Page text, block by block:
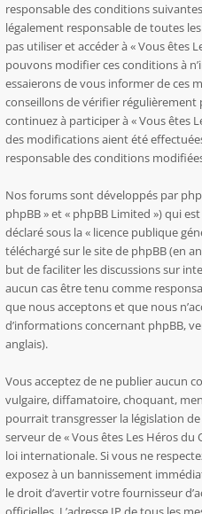
responsable des conditions
légalement responsable de toutes
pas utiliser et accéder à « Vous êtes
pouvons modifier ces conditions à
essaierons de vous informer de ces
conseillons de vérifier régulièrement
continuez à participer à « Vous êtes
des modifications aient été
responsable des conditions
Nos forums sont développés par
phpBB » et « phpBB Limited ») qui
déclaré sous la « licence publique
téléchargé sur le site de phpBB(en
but de faciliter les discussions sur
aucun cas être tenu comme
que nous acceptons et que nous
d’informations concernant phpBB,
anglais).
Vous acceptez de ne publier aucun
vulgaire, diffamatoire, choquant,
pourrait transgresser la législation
serveur de « Vous êtes Les Héros
loi internationale. Si vous ne
exposez à un bannissement
le droit d’avertir votre fournisseur